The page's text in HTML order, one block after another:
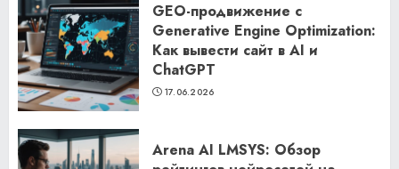
GEO-продвижение с
Generative Engine Optimization:
Как вывести сайт в AI и
ChatGPT
17.06.2026
Arena AI LMSYS: Обзор